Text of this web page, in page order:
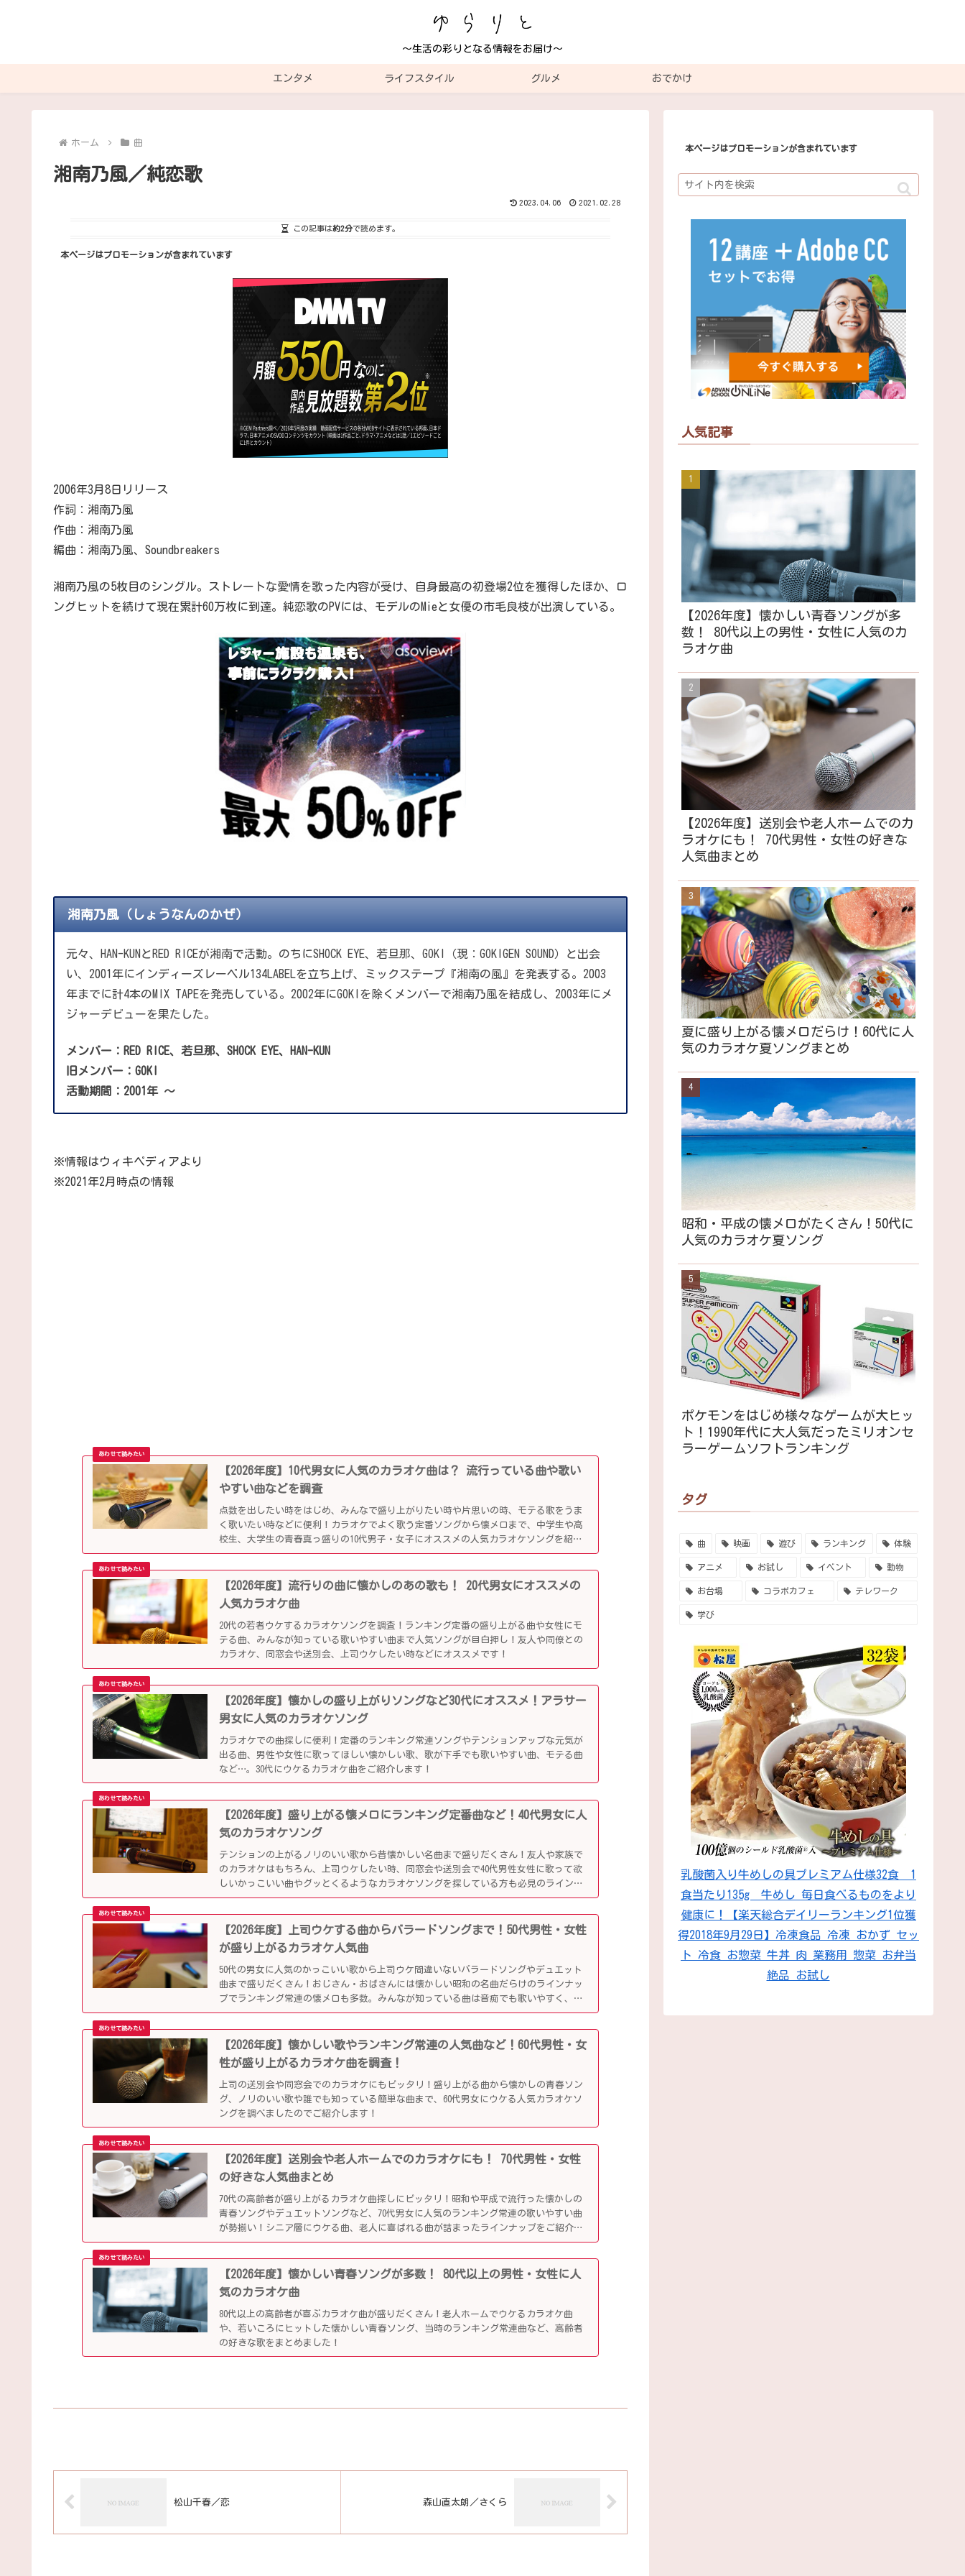
～生活の彩りとなる情報をお届け～
エンタメ ライフスタイル グルメ おでかけ
ホーム 曲
湘南乃風／純恋歌
2023.04.06 2021.02.28
この記事は約2分で読めます。
本ページはプロモーションが含まれています
2006年3月8日リリース
作詞：湘南乃風
作曲：湘南乃風
編曲：湘南乃風、Soundbreakers
湘南乃風の5枚目のシングル。ストレートな愛情を歌った内容が受け、自身最高の初登場2位を獲得したほか、ロ
ングヒットを続けて現在累計60万枚に到達。純恋歌のPVには、モデルのMieと女優の市毛良枝が出演している。
湘南乃風（しょうなんのかぜ）
元々、HAN-KUNとRED RICEが湘南で活動。のちにSHOCK EYE、若旦那、GOKI（現：GOKIGEN SOUND）と出会
い、2001年にインディーズレーベル134LABELを立ち上げ、ミックステープ『湘南の風』を発表する。2003
年までに計4本のMIX TAPEを発売している。2002年にGOKIを除くメンバーで湘南乃風を結成し、2003年にメ
ジャーデビューを果たした。
メンバー：RED RICE、若旦那、SHOCK EYE、HAN-KUN
旧メンバー：GOKI
活動期間：2001年 ～
※情報はウィキペディアより
※2021年2月時点の情報
【2026年度】10代男女に人気のカラオケ曲は？ 流行っている曲や歌い
やすい曲などを調査
点数を出したい時をはじめ、みんなで盛り上がりたい時や片思いの時、モテる歌をうま
く歌いたい時などに便利！カラオケでよく歌う定番ソングから懐メロまで、中学生や高
校生、大学生の青春真っ盛りの10代男子・女子にオススメの人気カラオケソングを紹介
していきます。
【2026年度】流行りの曲に懐かしのあの歌も！ 20代男女にオススメの
人気カラオケ曲
20代の若者ウケするカラオケソングを調査！ランキング定番の盛り上がる曲や女性にモ
テる曲、みんなが知っている歌いやすい曲まで人気ソングが目白押し！友人や同僚との
カラオケ、同窓会や送別会、上司ウケしたい時などにオススメです！
【2026年度】懐かしの盛り上がりソングなど30代にオススメ！アラサー
男女に人気のカラオケソング
カラオケでの曲探しに便利！定番のランキング常連ソングやテンションアップな元気が
出る曲、男性や女性に歌ってほしい懐かしい歌、歌が下手でも歌いやすい曲、モテる曲
など…。30代にウケるカラオケ曲をご紹介します！
【2026年度】盛り上がる懐メロにランキング定番曲など！40代男女に人
気のカラオケソング
テンションの上がるノリのいい歌から昔懐かしい名曲まで盛りだくさん！友人や家族で
のカラオケはもちろん、上司ウケしたい時、同窓会や送別会で40代男性女性に歌って欲
しいかっこいい曲やグッとくるようなカラオケソングを探している方も必見のラインナ
ップになっています！
【2026年度】上司ウケする曲からバラードソングまで！50代男性・女性
が盛り上がるカラオケ人気曲
50代の男女に人気のかっこいい歌から上司ウケ間違いないバラードソングやデュエット
曲まで盛りだくさん！おじさん・おばさんには懐かしい昭和の名曲だらけのラインナッ
プでランキング常連の懐メロも多数。みんなが知っている曲は音痴でも歌いやすく、送
別会や同窓会などでも盛り上がるはず！
【2026年度】懐かしい歌やランキング常連の人気曲など！60代男性・女
性が盛り上がるカラオケ曲を調査！
上司の送別会や同窓会でのカラオケにもピッタリ！盛り上がる曲から懐かしの青春ソン
グ、ノリのいい歌や誰でも知っている簡単な曲まで、60代男女にウケる人気カラオケソ
ングを調べましたのでご紹介します！
【2026年度】送別会や老人ホームでのカラオケにも！ 70代男性・女性
の好きな人気曲まとめ
70代の高齢者が盛り上がるカラオケ曲探しにピッタリ！昭和や平成で流行った懐かしの
青春ソングやデュエットソングなど、70代男女に人気のランキング常連の歌いやすい曲
が勢揃い！シニア層にウケる曲、老人に喜ばれる曲が詰まったラインナップをご紹介し
ます。
【2026年度】懐かしい青春ソングが多数！ 80代以上の男性・女性に人
気のカラオケ曲
80代以上の高齢者が喜ぶカラオケ曲が盛りだくさん！老人ホームでウケるカラオケ曲
や、若いころにヒットした懐かしい青春ソング、当時のランキング常連曲など、高齢者
の好きな歌をまとめました！
松山千春／恋 森山直太朗／さくら
本ページはプロモーションが含まれています
人気記事
【2026年度】懐かしい青春ソングが多
数！ 80代以上の男性・女性に人気のカ
ラオケ曲
【2026年度】送別会や老人ホームでのカ
ラオケにも！ 70代男性・女性の好きな
人気曲まとめ
夏に盛り上がる懐メロだらけ！60代に人
気のカラオケ夏ソングまとめ
昭和・平成の懐メロがたくさん！50代に
人気のカラオケ夏ソング
ポケモンをはじめ様々なゲームが大ヒッ
ト！1990年代に大人気だったミリオンセ
ラーゲームソフトランキング
タグ
曲 映画 遊び ランキング 体験
アニメ お試し イベント 動物
お台場 コラボカフェ テレワーク
学び
乳酸菌入り牛めしの具プレミアム仕様32食 1
食当たり135g 牛めし 毎日食べるものをより
健康に！【楽天総合デイリーランキング1位獲
得2018年9月29日】冷凍食品 冷凍 おかず セッ
ト 冷食 お惣菜 牛丼 肉 業務用 惣菜 お弁当
絶品 お試し